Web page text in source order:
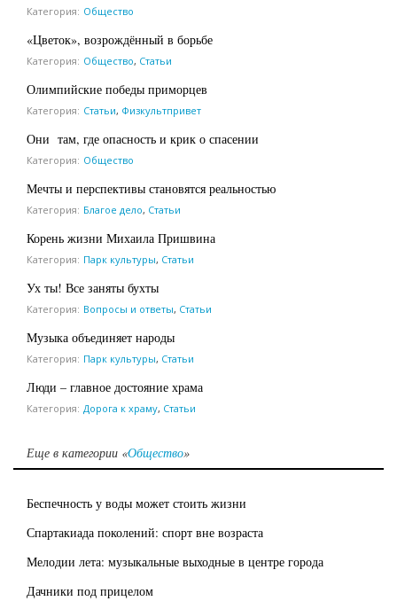
Категория: Общество
«Цветок», возрождённый в борьбе
Категория: Общество, Статьи
Олимпийские победы приморцев
Категория: Статьи, Физкультпривет
Они там, где опасность и крик о спасении
Категория: Общество
Мечты и перспективы становятся реальностью
Категория: Благое дело, Статьи
Корень жизни Михаила Пришвина
Категория: Парк культуры, Статьи
Ух ты! Все заняты бухты
Категория: Вопросы и ответы, Статьи
Музыка объединяет народы
Категория: Парк культуры, Статьи
Люди – главное достояние храма
Категория: Дорога к храму, Статьи
Еще в категории «Общество»
Беспечность у воды может стоить жизни
Спартакиада поколений: спорт вне возраста
Мелодии лета: музыкальные выходные в центре города
Дачники под прицелом